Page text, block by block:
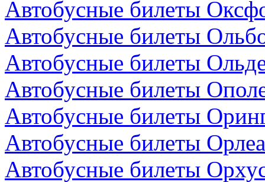
Автобусные билеты
Автобусные билеты
Автобусные билеты
Автобусные билеты
Автобусные билеты
Автобусные билеты
Автобусные билеты